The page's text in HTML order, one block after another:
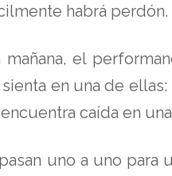
habrá perdón.
el
en una de
caída en
uno a uno